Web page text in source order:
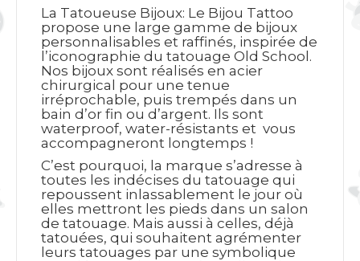
La Tatoueuse Bijoux: Le Bijou Tattoo
propose une large gamme de bijoux
personnalisables et raffinés, inspirée de
l’iconographie du tatouage Old School.
Nos bijoux sont réalisés en acier
chirurgical pour une tenue
irréprochable, puis trempés dans un
bain d’or fin ou d’argent. Ils sont
waterproof, water-résistants et vous
accompagneront longtemps !
C’est pourquoi, la marque s’adresse à
toutes les indécises du tatouage qui
repoussent inlassablement le jour où
elles mettront les pieds dans un salon
de tatouage. Mais aussi à celles, déjà
tatouées, qui souhaitent agrémenter
leurs tatouages par une symbolique